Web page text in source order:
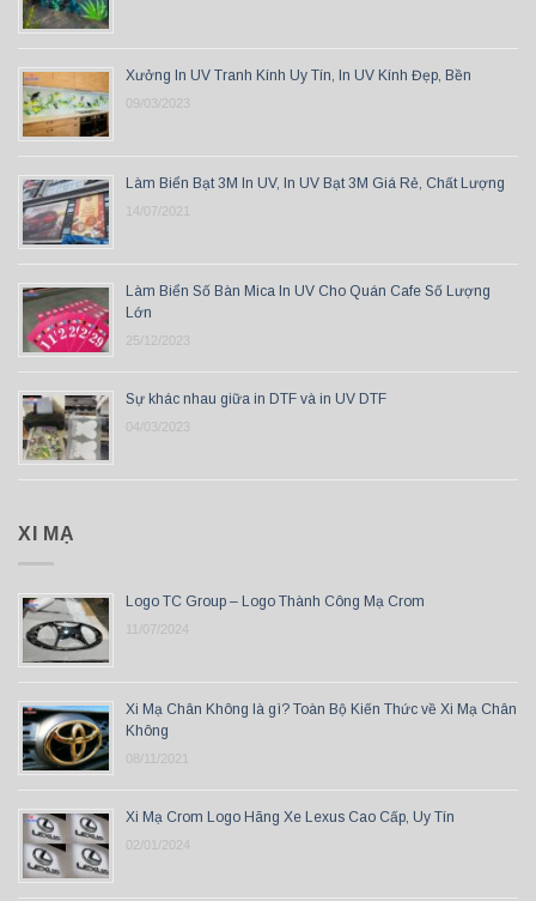
Xưởng In UV Tranh Kính Uy Tín, In UV Kính Đẹp, Bền
09/03/2023
Làm Biển Bạt 3M In UV, In UV Bạt 3M Giá Rẻ, Chất Lượng
14/07/2021
Làm Biển Số Bàn Mica In UV Cho Quán Cafe Số Lượng
Lớn
25/12/2023
Sự khác nhau giữa in DTF và in UV DTF
04/03/2023
XI MẠ
Logo TC Group – Logo Thành Công Mạ Crom
11/07/2024
Xi Mạ Chân Không là gì? Toàn Bộ Kiến Thức về Xi Mạ Chân
Không
08/11/2021
Xi Mạ Crom Logo Hãng Xe Lexus Cao Cấp, Uy Tín
02/01/2024